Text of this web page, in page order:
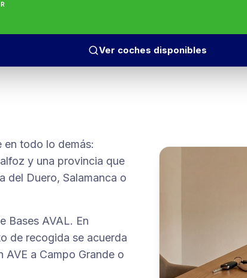
Ver coches disponibles
en todo lo demás:
y una provincia que
del Duero, Salamanca o
Bases AVAL. En
de recogida se acuerda
a Campo Grande o